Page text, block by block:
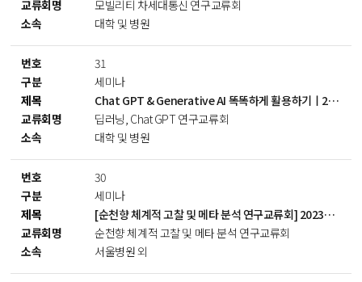
모빌리티 차세대통신 연구교류회
대학 및 병원
31
세미나
Chat GPT & Generative AI 똑똑하게 활용하기ㅣ2023.7.18.(화) 18:00
딥러닝, Chat GPT 연구교류회
대학 및 병원
30
세미나
[순천향 체계적 고찰 및 메타 분석 연구교류회] 2023년 전체 세미나 일정 안내
순천향 체계적 고찰 및 메타 분석 연구교류회
서울병원 외